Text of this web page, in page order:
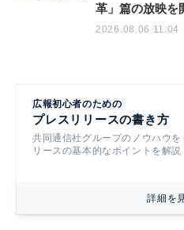
革」篇の放映を
2026.08.06 11:04
広報初心者のための
プレスリリースの書き方
共同通信社グループのノウハウを
リースの基本的なポイントを解説
詳細を